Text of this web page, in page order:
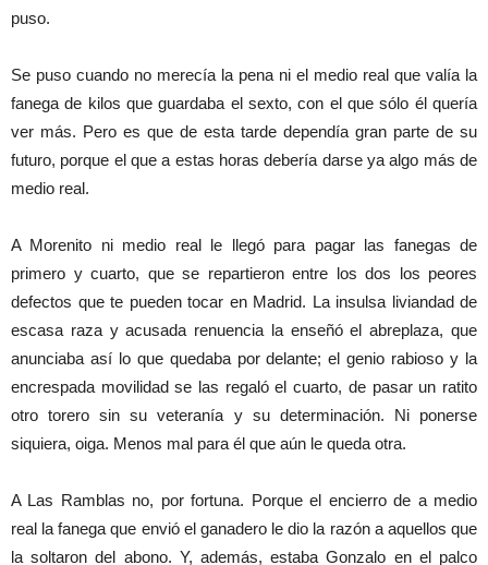
puso.
Se puso cuando no merecía la pena ni el medio real que valía la
fanega de kilos que guardaba el sexto, con el que sólo él quería
ver más. Pero es que de esta tarde dependía gran parte de su
futuro, porque el que a estas horas debería darse ya algo más de
medio real.
A Morenito ni medio real le llegó para pagar las fanegas de
primero y cuarto, que se repartieron entre los dos los peores
defectos que te pueden tocar en Madrid. La insulsa liviandad de
escasa raza y acusada renuencia la enseñó el abreplaza, que
anunciaba así lo que quedaba por delante; el genio rabioso y la
encrespada movilidad se las regaló el cuarto, de pasar un ratito
otro torero sin su veteranía y su determinación. Ni ponerse
siquiera, oiga. Menos mal para él que aún le queda otra.
A Las Ramblas no, por fortuna. Porque el encierro de a medio
real la fanega que envió el ganadero le dio la razón a aquellos que
la soltaron del abono. Y, además, estaba Gonzalo en el palco